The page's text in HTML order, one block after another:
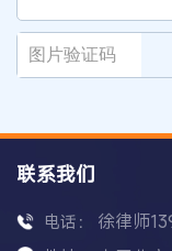
联系我们
电话： 徐律师